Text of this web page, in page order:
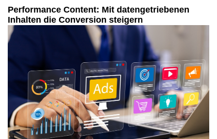
Performance Content: Mit datengetriebenen
Inhalten die Conversion steigern